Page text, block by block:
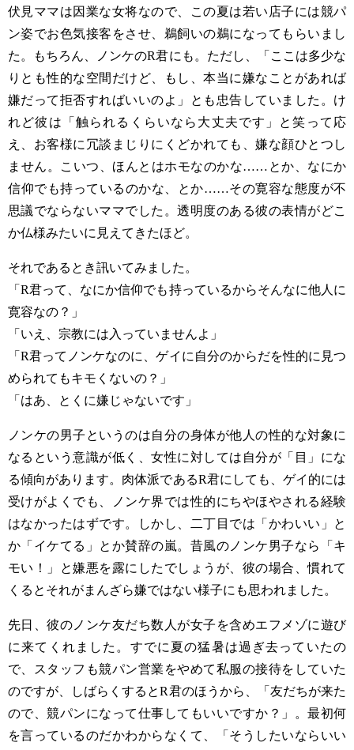
伏見ママは因業な女将なので、この夏は若い店子には競パ
ン姿でお色気接客をさせ、鵜飼いの鵜になってもらいまし
た。もちろん、ノンケのR君にも。ただし、「ここは多少な
りとも性的な空間だけど、もし、本当に嫌なことがあれば
嫌だって拒否すればいいのよ」とも忠告していました。け
れど彼は「触られるくらいなら大丈夫です」と笑って応
え、お客様に冗談まじりにくどかれても、嫌な顔ひとつし
ません。こいつ、ほんとはホモなのかな…… とか、なにか
信仰でも持っているのかな、とか……その寛容な態度が不
思議でならないママでした。透明度のある彼の表情がどこ
か仏様みたいに見えてきたほど。
それであるとき訊いてみました。
「R君って、なにか信仰でも持っているからそんなに他人に
寛容なの？」
「いえ、宗教には入っていませんよ」
「R君ってノンケなのに、ゲイに自分のからだを性的に見つ
められてもキモくないの？」
「はあ、とくに嫌じゃないです」
ノンケの男子というのは自分の身体が他人の性的な対象に
なるという意識が低く、女性に対しては自分が「目」にな
る傾向があります。肉体派であるR君にしても、ゲイ的には
受けがよくでも、ノンケ界では性的にちやほやされる経験
はなかったはずです。しかし、二丁目では「かわいい」と
か「イケてる」とか賛辞の嵐。昔風のノンケ男子なら「キ
モい！」と嫌悪を露にしたでしょうが、彼の場合、慣れて
くるとそれがまんざら嫌ではない様子にも思われました。
先日、彼のノンケ友だち数人が女子を含めエフメゾに遊び
に来てくれました。すでに夏の猛暑は過ぎ去っていたの
で、スタッフも競パン営業をやめて私服の接待をしていた
のですが、しばらくするとR君のほうから、「友だちが来た
ので、競パンになって仕事してもいいですか？」。最初何
を言っているのだかわからなくて、「そうしたいならいい